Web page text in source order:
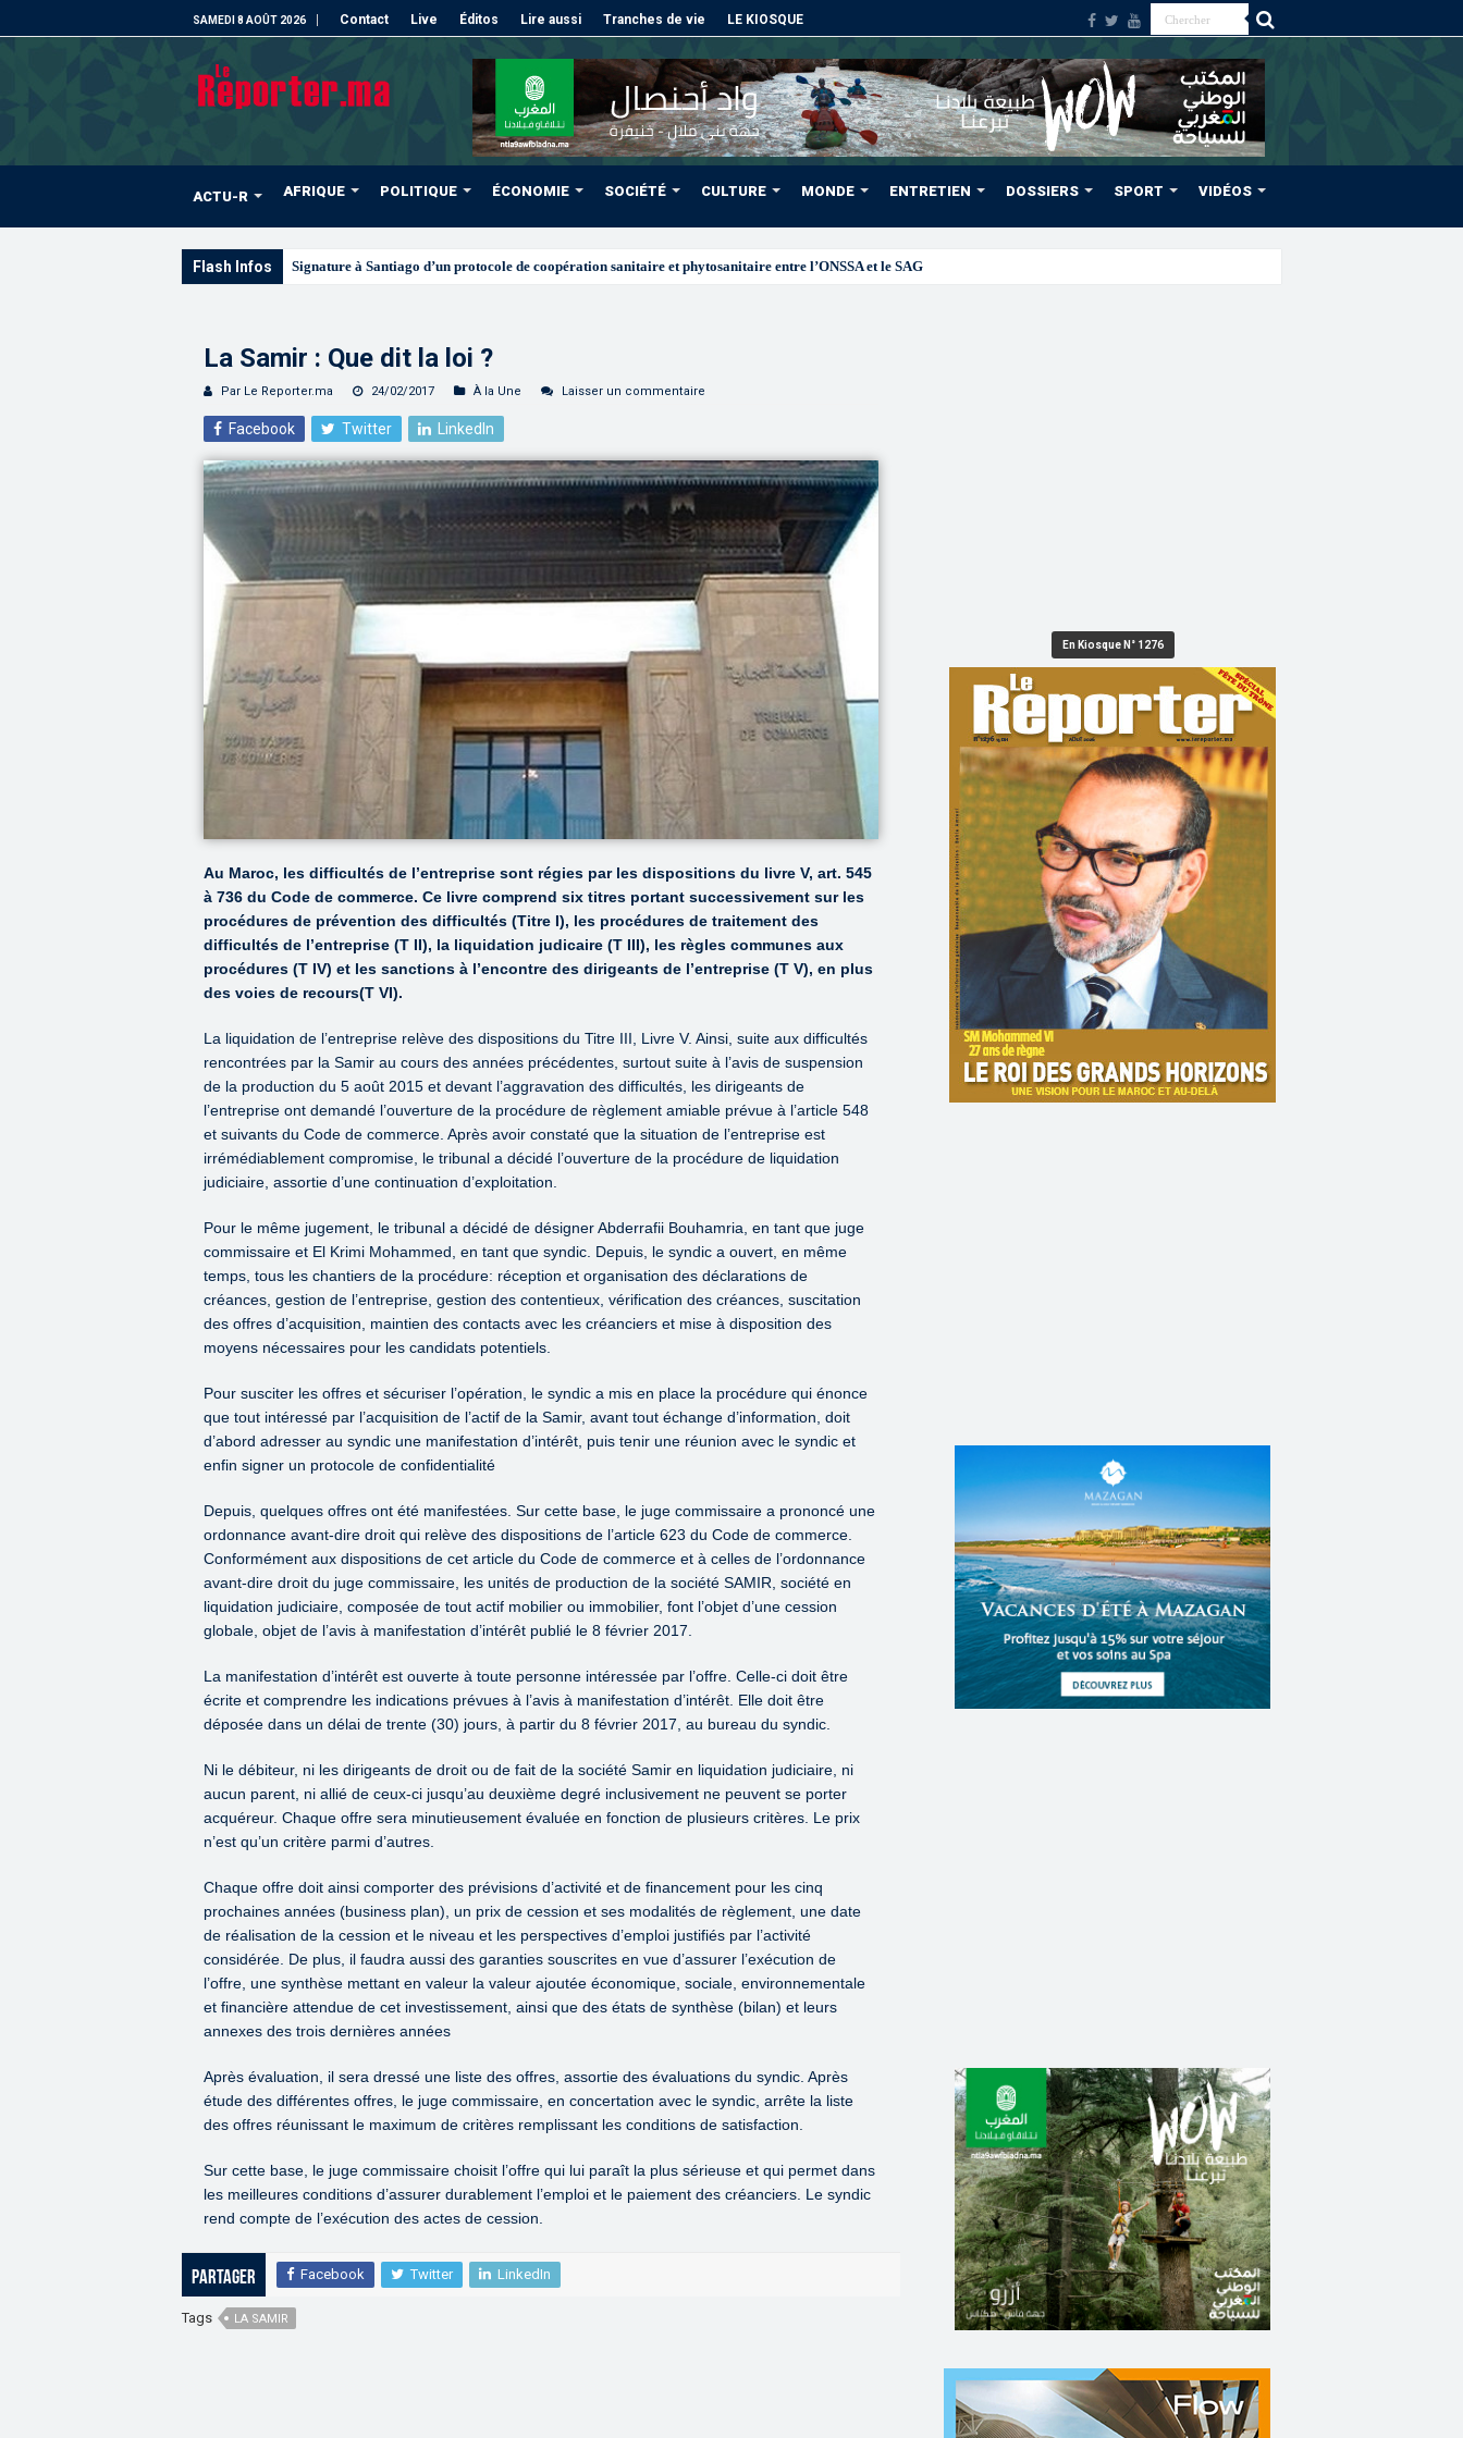
SAMEDI 8 AOÛT 2026 Contact Live Éditos Lire aussi Tranches de vie LE KIOSQUE
ACTU-R AFRIQUE POLITIQUE ÉCONOMIE SOCIÉTÉ CULTURE MONDE ENTRETIEN DOSSIERS SPORT VIDÉOS
Flash Infos Les CRI mobilisés du 10 au 13 août pour
La Samir : Que dit la loi ?
Par Le Reporter.ma 24/02/2017 À la Une Laisser un commentaire
Facebook Twitter LinkedIn
Au Maroc, les difficultés de l’entreprise sont régies par les dispositions du livre V, art. 545
à 736 du Code de commerce. Ce livre comprend six titres portant successivement sur les
procédures de prévention des difficultés (Titre I), les procédures de traitement des
difficultés de l’entreprise (T II), la liquidation judicaire (T III), les règles communes aux
procédures (T IV) et les sanctions à l’encontre des dirigeants de l’entreprise (T V), en plus
des voies de recours(T VI).
La liquidation de l’entreprise relève des dispositions du Titre III, Livre V. Ainsi, suite aux difficultés
rencontrées par la Samir au cours des années précédentes, surtout suite à l’avis de suspension
de la production du 5 août 2015 et devant l’aggravation des difficultés, les dirigeants de
l’entreprise ont demandé l’ouverture de la procédure de règlement amiable prévue à l’article 548
et suivants du Code de commerce. Après avoir constaté que la situation de l’entreprise est
irrémédiablement compromise, le tribunal a décidé l’ouverture de la procédure de liquidation
judiciaire, assortie d’une continuation d’exploitation.
Pour le même jugement, le tribunal a décidé de désigner Abderrafii Bouhamria, en tant que juge
commissaire et El Krimi Mohammed, en tant que syndic. Depuis, le syndic a ouvert, en même
temps, tous les chantiers de la procédure: réception et organisation des déclarations de
créances, gestion de l’entreprise, gestion des contentieux, vérification des créances, suscitation
des offres d’acquisition, maintien des contacts avec les créanciers et mise à disposition des
moyens nécessaires pour les candidats potentiels.
Pour susciter les offres et sécuriser l’opération, le syndic a mis en place la procédure qui énonce
que tout intéressé par l’acquisition de l’actif de la Samir, avant tout échange d’information, doit
d’abord adresser au syndic une manifestation d’intérêt, puis tenir une réunion avec le syndic et
enfin signer un protocole de confidentialité
Depuis, quelques offres ont été manifestées. Sur cette base, le juge commissaire a prononcé une
ordonnance avant-dire droit qui relève des dispositions de l’article 623 du Code de commerce.
Conformément aux dispositions de cet article du Code de commerce et à celles de l’ordonnance
avant-dire droit du juge commissaire, les unités de production de la société SAMIR, société en
liquidation judiciaire, composée de tout actif mobilier ou immobilier, font l’objet d’une cession
globale, objet de l’avis à manifestation d’intérêt publié le 8 février 2017.
La manifestation d’intérêt est ouverte à toute personne intéressée par l’offre. Celle-ci doit être
écrite et comprendre les indications prévues à l’avis à manifestation d’intérêt. Elle doit être
déposée dans un délai de trente (30) jours, à partir du 8 février 2017, au bureau du syndic.
Ni le débiteur, ni les dirigeants de droit ou de fait de la société Samir en liquidation judiciaire, ni
aucun parent, ni allié de ceux-ci jusqu’au deuxième degré inclusivement ne peuvent se porter
acquéreur. Chaque offre sera minutieusement évaluée en fonction de plusieurs critères. Le prix
n’est qu’un critère parmi d’autres.
Chaque offre doit ainsi comporter des prévisions d’activité et de financement pour les cinq
prochaines années (business plan), un prix de cession et ses modalités de règlement, une date
de réalisation de la cession et le niveau et les perspectives d’emploi justifiés par l’activité
considérée. De plus, il faudra aussi des garanties souscrites en vue d’assurer l’exécution de
l’offre, une synthèse mettant en valeur la valeur ajoutée économique, sociale, environnementale
et financière attendue de cet investissement, ainsi que des états de synthèse (bilan) et leurs
annexes des trois dernières années
Après évaluation, il sera dressé une liste des offres, assortie des évaluations du syndic. Après
étude des différentes offres, le juge commissaire, en concertation avec le syndic, arrête la liste
des offres réunissant le maximum de critères remplissant les conditions de satisfaction.
Sur cette base, le juge commissaire choisit l’offre qui lui paraît la plus sérieuse et qui permet dans
les meilleures conditions d’assurer durablement l’emploi et le paiement des créanciers. Le syndic
rend compte de l’exécution des actes de cession.
Partager Facebook Twitter LinkedIn
Tags LA SAMIR
En Kiosque N° 1276